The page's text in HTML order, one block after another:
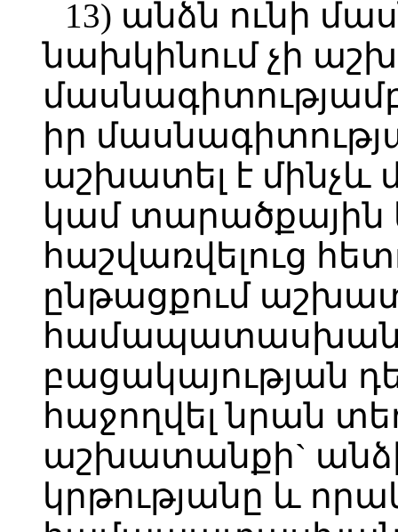
13) անձն ունի
նախկինում չի
իր
աշխատել է մինչև
կամ տարածքային
հաշվառվելուց
ընթացքում
համապատասխան
բացակայության
հաջողվել նրան
աշխատանքի`
կրթությանը և